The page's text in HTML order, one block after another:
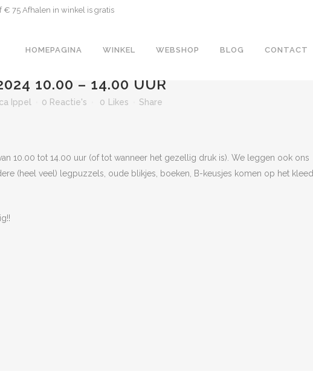
€ 75 Afhalen in winkel is gratis
HOMEPAGINA WINKEL WEBSHOP BLOG CONTACT
10.00 – 14.00 UUR
Ippel 0 Reactie's 0 Likes Share
10.00 tot 14.00 uur (of tot wanneer het gezellig druk is). We leggen ook ons
(heel veel) legpuzzels, oude blikjes, boeken, B-keusjes komen op het kleed